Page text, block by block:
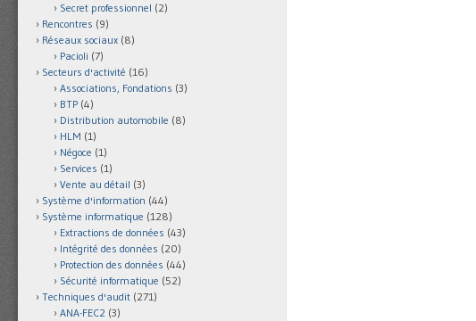
Secret professionnel (2)
Rencontres (9)
Réseaux sociaux (8)
Pacioli (7)
Secteurs d'activité (16)
Associations, Fondations (3)
BTP (4)
Distribution automobile (8)
HLM (1)
Négoce (1)
Services (1)
Vente au détail (3)
Système d'information (44)
Système informatique (128)
Extractions de données (43)
Intégrité des données (20)
Protection des données (44)
Sécurité informatique (52)
Techniques d'audit (271)
ANA-FEC2 (3)